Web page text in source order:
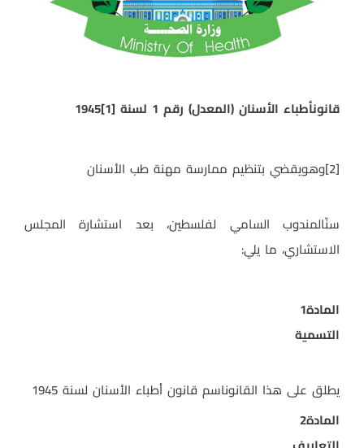
قانونأطباء الأسنان (المعدل) رقم 1 لسنة [1]
1945
[2]وهويقضي بتنظيم ممارسة مهنة طب الأسنان
سنّالمندوب السامي لفلسطين، بعد استشارة المجلس
الاستشاري، ما يلي:
المادة1
التسمية
يطلق على هذا القانوناسم قانون أطباء الأسنان لسنة 1945
المادة2